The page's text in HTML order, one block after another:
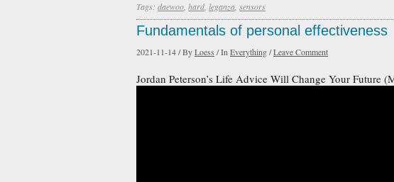
Tags: daewoo hard leganza sensors
Fundamentals of personal effectiveness
2021-11-14/ByLoess /In Everything/Leave Comment
Jordan Peterson’s Life Advice Will Change Your Future